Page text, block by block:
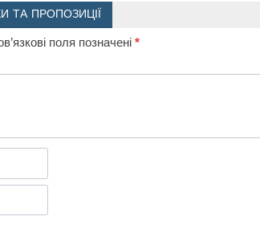
ТА ПРОПОЗИЦІЇ
поля позначені *